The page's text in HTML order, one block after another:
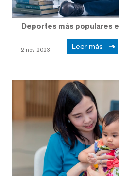
Deportes más populares
2 nov 2023 Leer más